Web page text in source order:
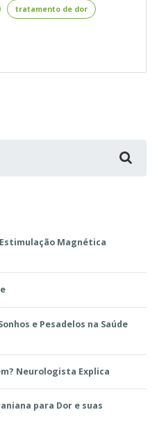
tratamento de dor
Magnética
e Pesadelos na Saúde
Neurologista Explica
para Dor e suas